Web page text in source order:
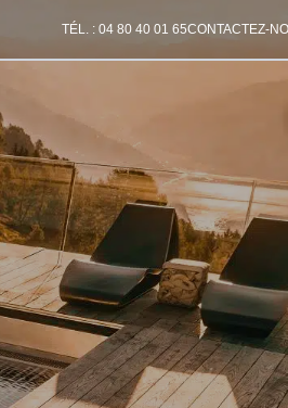
TÉL. : 04 80 40 01 65CONTACTEZ-